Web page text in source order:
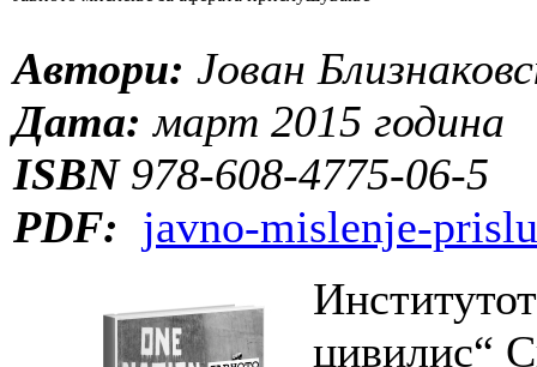
Автори: Јован
Дата: март 2015 година
ISBN978-608-4775-06-5
PDF: javno-mislenje-
цивилис“